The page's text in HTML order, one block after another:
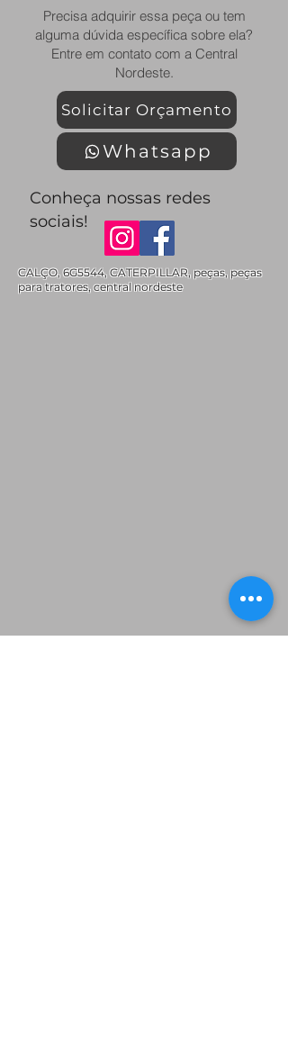
Precisa adquirir essa peça ou tem
alguma dúvida específica sobre ela?
Entre em contato com a Central
Nordeste.
Solicitar Orçamento
Whatsapp
Conheça nossas redes
sociais!
CALÇO, 6G5544, CATERPILLAR, peças, peças
para tratores, central nordeste